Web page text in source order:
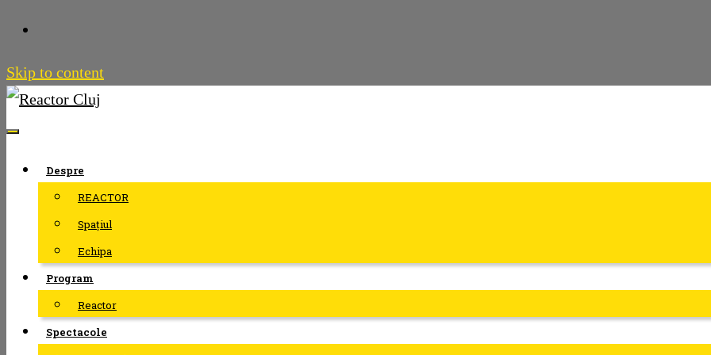
Skip to content
Despre
REACTOR
Spațiul
Echipa
Program
Reactor
Spectacole